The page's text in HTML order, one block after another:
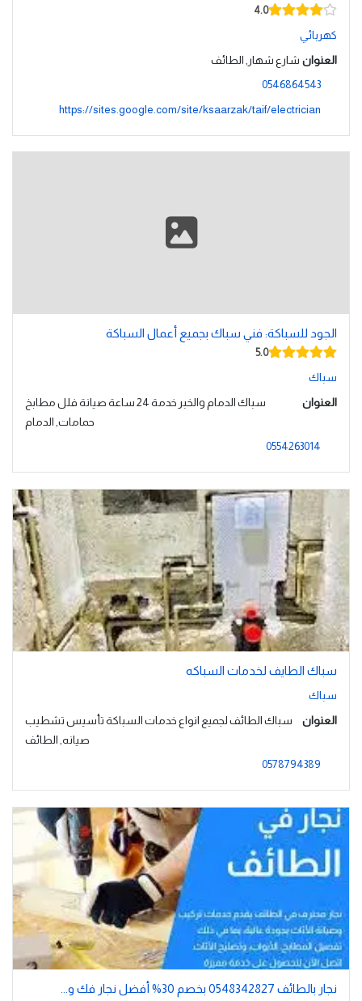
4.0
كهربائي
العنوان شارع شهار, الطائف
0546864543
https://sites.google.com/site/ksaarzak/taif/electrician
الجود للسباكة: فني سباك بجميع أعمال السباكة
5.0
سباك
العنوان
سباك الدمام والخبر خدمة 24 ساعة صيانة فلل مطابخ
حمامات, الدمام
0554263014
سباك الطايف لخدمات السباكه
سباك
العنوان
سباك الطائف لجميع انواع خدمات السباكة تأسيس تشطيب
صيانه, الطائف
0578794389
نجار بالطائف 0548342827 بخصم 30% أفضل نجار فك و...